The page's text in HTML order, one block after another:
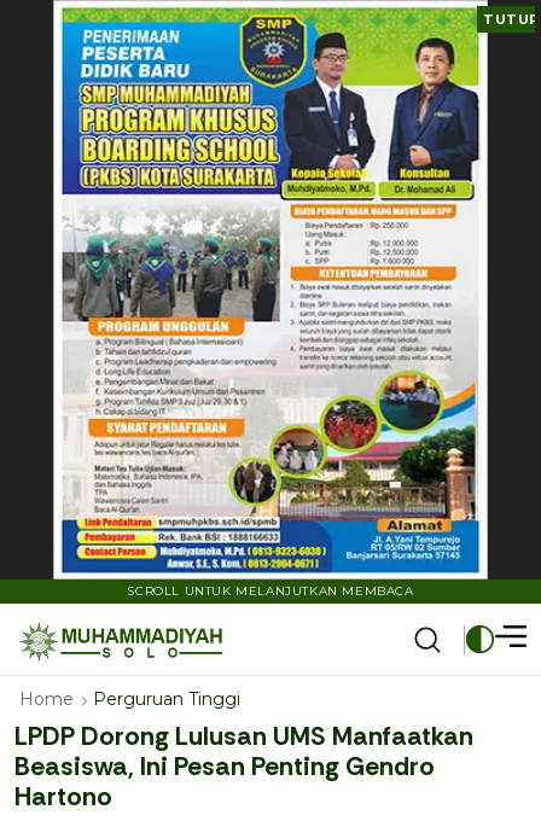
TUTUP
SCROLL UNTUK MELANJUTKAN MEMBACA
Home Perguruan Tinggi
LPDP Dorong Lulusan UMS Manfaatkan
Beasiswa, Ini Pesan Penting Gendro
Hartono